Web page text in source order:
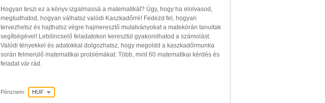
Hogyan teszi ez a könyv izgalmassá a matematikát? Úgy, hogy ha elolvasod,
megtudhatod, hogyan válhatsz valódi Kaszkadőrré! Fedezd fel, hogyan
tervezhetsz és hajthatsz végre hajmeresztő mutatványokat a matekórán tanultak
segítségével! Lebilincselő feladatokon keresztül gyakorolhatod a számolást.
Valódi tényekkel és adatokkal dolgozhatsz, hogy megoldd a kaszkadőrmunka
során felmerülő matematikai problémákat. Több, mint 60 matematikai kérdés és
feladat vár rád.
Pénznem: HUF